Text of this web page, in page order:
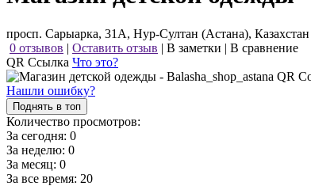
просп. Сарыарка, 31А, Нур-Султан (Астана), Казахстан
0 отзывов | Оставить отзыв | В заметки | В сравнение
QR Ссылка Что это?
Нашли ошибку?
Поднять в топ
Количество просмотров:
За сегодня: 0
За неделю: 0
За месяц: 0
За все время: 20